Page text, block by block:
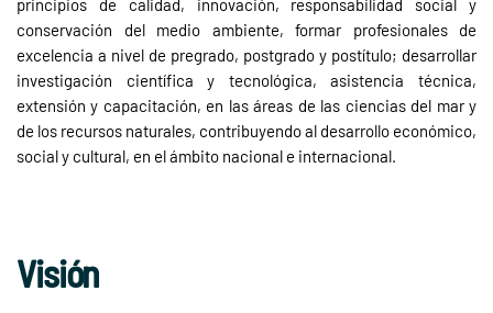
principios de calidad, innovación, responsabilidad social y
conservación del medio ambiente, formar profesionales de
excelencia a nivel de pregrado, postgrado y postítulo; desarrollar
investigación científica y tecnológica, asistencia técnica,
extensión y capacitación, en las áreas de las ciencias del mar y
de los recursos naturales, contribuyendo al desarrollo económico,
social y cultural, en el ámbito nacional e internacional.
Visión